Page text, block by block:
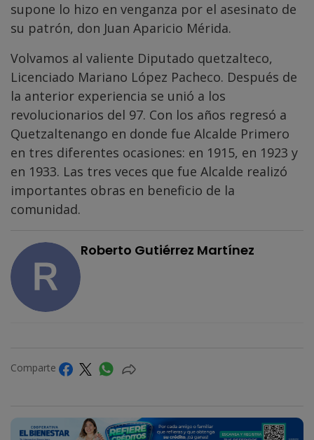
supone lo hizo en venganza por el asesinato de
su patrón, don Juan Aparicio Mérida.
Volvamos al valiente Diputado quetzalteco,
Licenciado Mariano López Pacheco. Después de
la anterior experiencia se unió a los
revolucionarios del 97. Con los años regresó a
Quetzaltenango en donde fue Alcalde Primero
en tres diferentes ocasiones: en 1915, en 1923 y
en 1933. Las tres veces que fue Alcalde realizó
importantes obras en beneficio de la
comunidad.
Roberto Gutiérrez Martínez
Comparte